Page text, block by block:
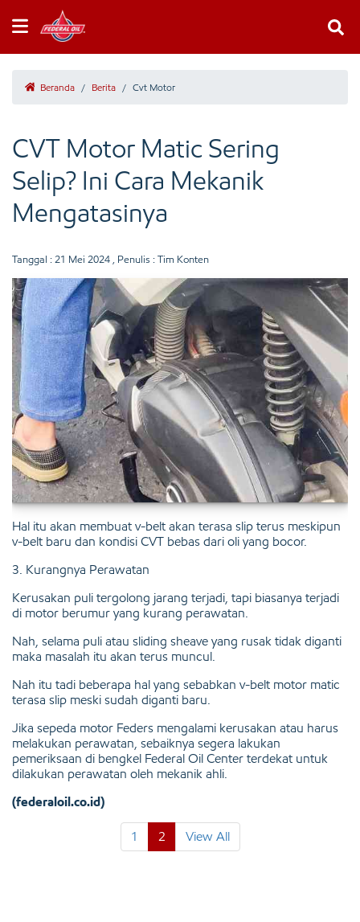
Beranda / Berita / Cvt Motor
CVT Motor Matic Sering
Selip? Ini Cara Mekanik
Mengatasinya
Tanggal : 21 Mei 2024 , Penulis : Tim Konten
Hal itu akan membuat v-belt akan terasa slip terus meskipun
v-belt baru dan kondisi CVT bebas dari oli yang bocor.
3. Kurangnya Perawatan
Kerusakan puli tergolong jarang terjadi, tapi biasanya terjadi
di motor berumur yang kurang perawatan.
Nah, selama puli atau sliding sheave yang rusak tidak diganti
maka masalah itu akan terus muncul.
Nah itu tadi beberapa hal yang sebabkan v-belt motor matic
terasa slip meski sudah diganti baru.
Jika sepeda motor Feders mengalami kerusakan atau harus
melakukan perawatan, sebaiknya segera lakukan
pemeriksaan di bengkel Federal Oil Center terdekat untuk
dilakukan perawatan oleh mekanik ahli.
(federaloil.co.id)
1 2 View All